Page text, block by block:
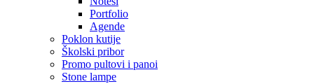
Portfolio
Agende
Poklon kutije
Školski pribor
Promo pultovi i panoi
Stone lampe